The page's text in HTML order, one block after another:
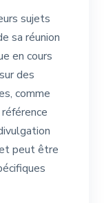
sujets
sa réunion
en cours
des
comme
référence
peut être